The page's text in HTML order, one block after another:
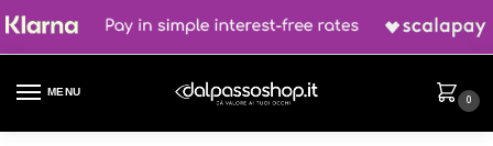
MENU
0